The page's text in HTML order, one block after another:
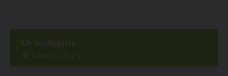
K9-huoltopiste
Jukantie 2, Paimio